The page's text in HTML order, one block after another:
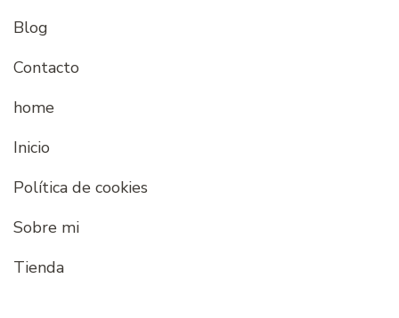
Blog
Contacto
home
Inicio
Política de cookies
Sobre mi
Tienda